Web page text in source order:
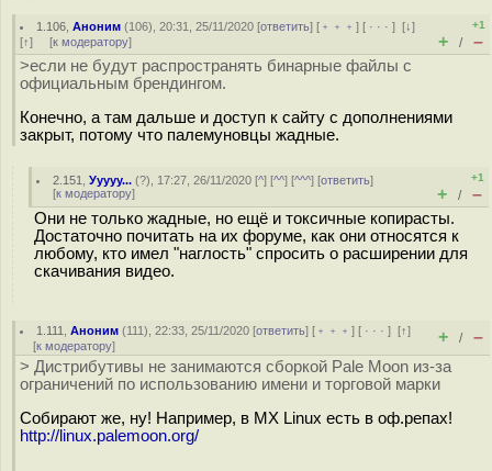
1.106 ,Аноним (106), 20:31, 25/11/2020 [ответить] [ ﹢﹢﹢] [ · · ·][↓]
[↑] [к модератору]
+1
+ / –
>если не будут распространять бинарные файлы с
официальным брендингом.
Конечно, а там дальше и доступ к сайту с дополнениями
закрыт, потому что палемуновцы жадные.
2.151 ,Ууууу... (?), 17:27, 26/11/2020 [^] [^^] [^^^] [ответить]
[к модератору]
+1
+ / –
Они не только жадные, но ещё и токсичные копирасты.
Достаточно почитать на их форуме, как они относятся к
любому, кто имел "наглость" спросить о расширении для
скачивания видео.
1.111 ,Аноним (111), 22:33, 25/11/2020 [ответить] [ ﹢﹢﹢] [ · · ·][↑]
[к модератору] + / –
> Дистрибутивы не занимаются сборкой Pale Moon из-за
ограничений по использованию имени и торговой марки
Собирают же, ну! Например, в MX Linux есть в оф.репах!
http://linux.palemoon.org/